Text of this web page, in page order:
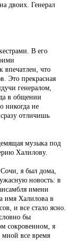
двоих. Генерал
В его
впечатлен, что
Это прекрасная
генералом,
в общении
никогда не
отличишь
музыка под
Халилову.
Сочи, я был дома,
новость: в
имени
имя Халилова в
и все стало ясно.
бы
сокровенном, я
мной все время